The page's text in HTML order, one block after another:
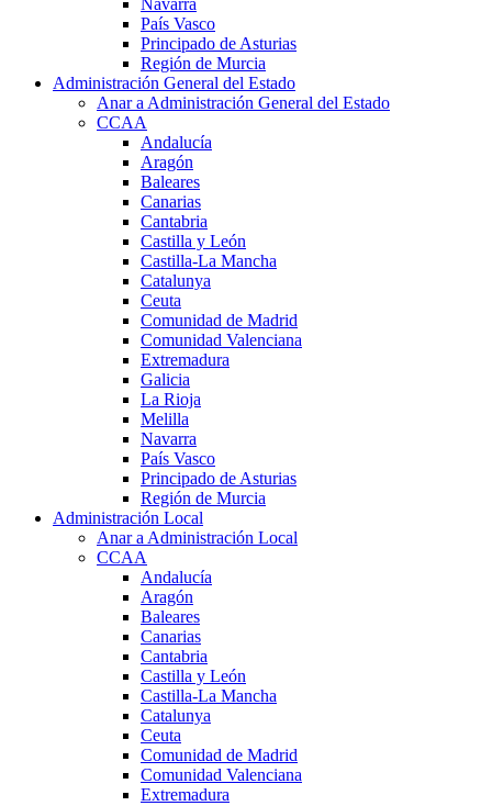
País Vasco
Principado de Asturias
Región de Murcia
Administración General del Estado
Anar a Administración General del Estado
CCAA
Andalucía
Aragón
Baleares
Canarias
Cantabria
Castilla y León
Castilla-La Mancha
Catalunya
Ceuta
Comunidad de Madrid
Comunidad Valenciana
Extremadura
Galicia
La Rioja
Melilla
Navarra
País Vasco
Principado de Asturias
Región de Murcia
Administración Local
Anar a Administración Local
CCAA
Andalucía
Aragón
Baleares
Canarias
Cantabria
Castilla y León
Castilla-La Mancha
Catalunya
Ceuta
Comunidad de Madrid
Comunidad Valenciana
Extremadura